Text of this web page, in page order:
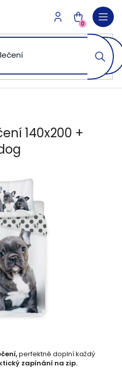
NÁKUPNÍ
KOŠÍK
0
140x200 +
perfektně doplní každý
zapínání na zip.